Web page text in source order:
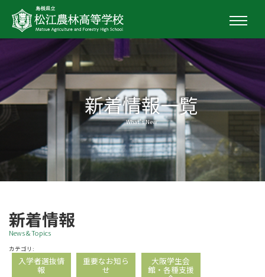
新着情報一覧
What's New
新着情報
News & Topics
カテゴリ:
入学者選抜情
報
重要なお知ら
せ
大阪学生会
館・各種支援